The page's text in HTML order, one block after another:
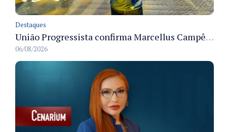
Destaques
União Progressista confirma Marcellus Campêlo como candidato a deputado estadual
06/08/2026